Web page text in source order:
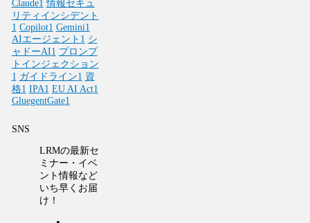
Claude1 情報セキュ
リティインシデント
1 Copilot1 Gemini1
AIエージェント 1 シ
ャドーAI1 プロンプ
トインジェクション
1 ガイドライン1 資
格1 IPA1 EU AI Act1
GluegentGate1
SNS
LRMの最新セ
ミナー・イベ
ント情報など
いち早くお届
け！